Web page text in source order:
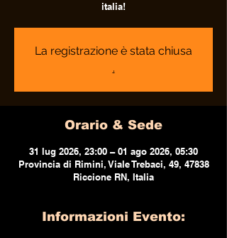
italia!
La registrazione è stata chiusa
.
Orario & Sede
31 lug 2026, 23:00 – 01 ago 2026, 05:30
Provincia di Rimini, Viale Trebaci, 49, 47838
Riccione RN, Italia
Informazioni Evento: